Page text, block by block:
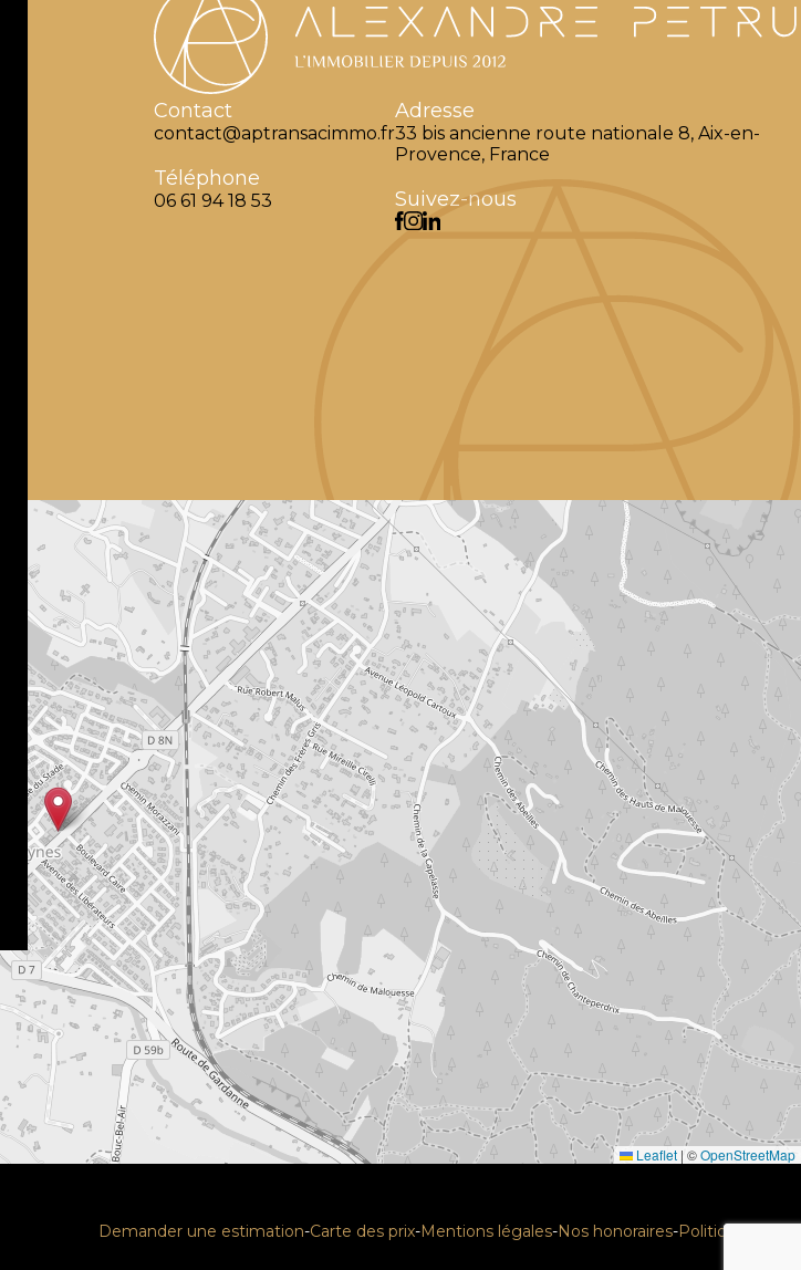
Contact
contact@aptransacimmo.fr
Téléphone
06 61 94 18 53
Adresse
33 bis ancienne route nationale 8, Aix-en-
Provence, France
Suivez-nous
Leaflet | ©OpenStreetMap
Demander une estimation-Carte des prix-Mentions légales-Nos honoraires-Politique RGPD